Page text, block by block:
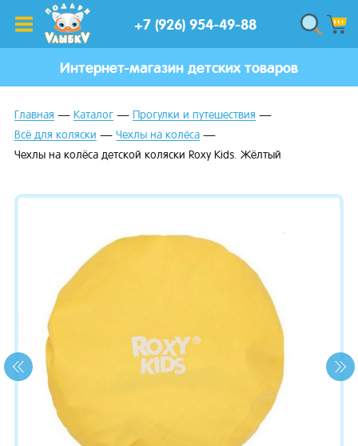
+7 (926) 954-49-88
Интернет-магазин детских товаров
Главная Каталог
Прогулки и путешествия
Всё для коляски
Чехлы на колёса
Чехлы на колёса детской коляски Roxy Kids. Жёлтый